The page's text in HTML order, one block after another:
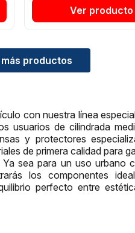
Ver producto
productos
con nuestra línea
usuarios de cilindrada
y protectores
de primera calidad para
sea para un uso urbano
los componentes
perfecto entre